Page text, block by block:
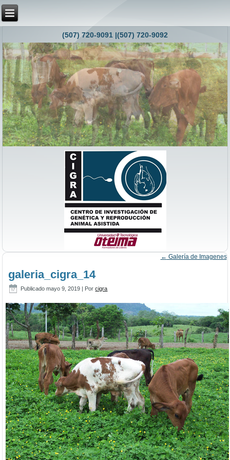
(507) 720-9091 |(507) 720-9092
← Galería de Imagenes
galeria_cigra_14
Publicado mayo 9, 2019 Por cigra